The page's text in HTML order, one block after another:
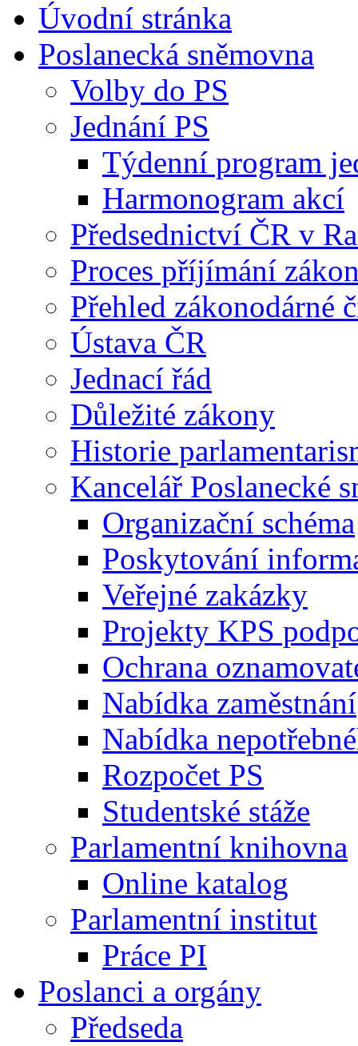
Úvodní stránka
Poslanecká sněmovna
Volby do PS
Jednání PS
Týdenní program
Harmonogram akcí
Předsednictví ČR v
Proces příjímání
Přehled zákonodárné
Ústava ČR
Jednací řád
Důležité zákony
Historie
Kancelář Poslanecké
Organizační schéma
Poskytování
Veřejné zakázky
Projekty KPS
Ochrana
Nabídka zaměstnání
Nabídka
Rozpočet PS
Studentské stáže
Parlamentní knihovna
Online katalog
Parlamentní institut
Práce PI
Poslanci a orgány
Předseda